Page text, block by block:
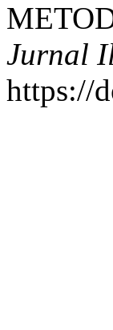
Jurnal
https://